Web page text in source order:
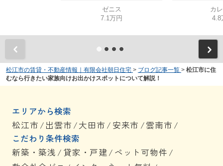
ゼニス
7.1万円
カ
4.8
松江市の賃貸・不動産情報｜有限会社朝日住宅 > ブログ記事一覧 > 松江市に住
むなら行きたい家族向けお出かけスポットについて解説！
エリアから検索
松江市 / 出雲市 /大田市 / 安来市 /雲南市 /
こだわり条件検索
新築・築浅 / 貸家・戸建/ ペット可物件 /